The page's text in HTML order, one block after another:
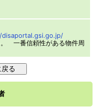
一番信頼性がある物件周